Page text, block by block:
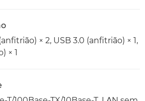
× 2, USB 3.0 (anfitrião) × 1,
× 1